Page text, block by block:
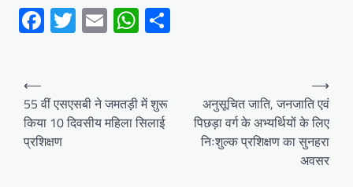
Facebook
Twitter
EmailWhatsApp
Post
navigation
⟵
55 वीं एसएसबी ने जमतड़ी में शुरू
किया 10 दिवसीय महिला सिलाई
प्रशिक्षण
अनुसूचित जाति, जनजाति एवं
पिछड़ा वर्ग के अभ्यर्थियों के लिए
निःशुल्क प्रशिक्षण का सुनहरा
अवसर
⟶